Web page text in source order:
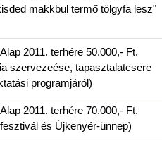
makkbul termő tölgyfa lesz"
2011. terhére 50.000,- Ft.
szervezeése, tapasztalatcsere
programjáról)
2011. terhére 70.000,- Ft.
és Újkenyér-ünnep)